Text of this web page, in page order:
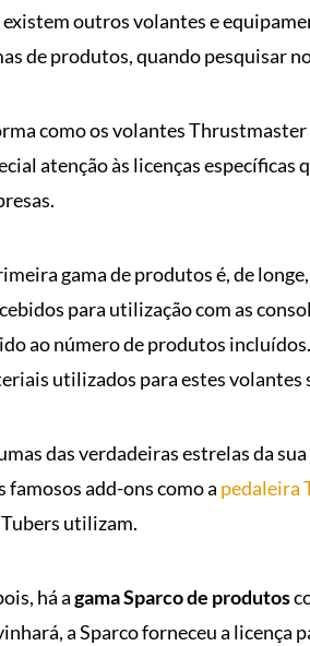
outros volantes e
de produtos, quando pesquisar
como os volantes Thrustmaster
atenção às licenças
gama de produtos é, de
para utilização com as
ao número de produtos
utilizados para estes volantes
das verdadeiras estrelas da
famosos add-ons como a pedaleira
utilizam.
há agama Sparco de produtos
a Sparco forneceu a licença